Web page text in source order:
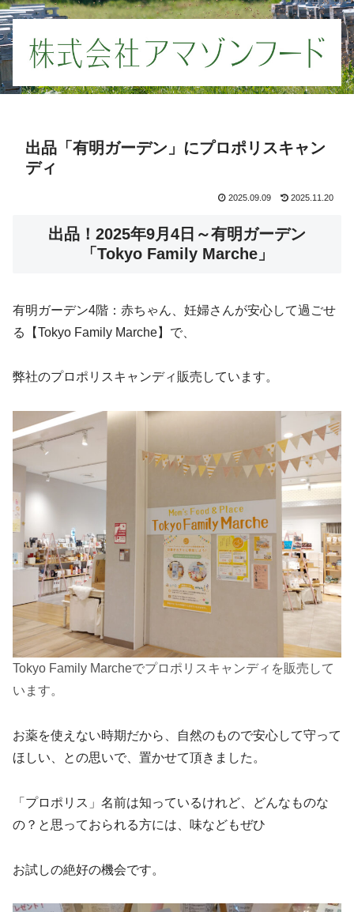
出品「有明ガーデン」にプロポリスキャン
ディ
2025.09.09 2025.11.20
出品！2025年9月4日～有明ガーデン
「Tokyo Family Marche」
有明ガーデン4階：赤ちゃん、妊婦さんが安心して過ごせ
る【Tokyo Family Marche】で、
弊社のプロポリスキャンディ販売しています。
Tokyo Family Marcheでプロポリスキャンディを販売して
います。
お薬を使えない時期だから、自然のもので安心して守って
ほしい、との思いで、置かせて頂きました。
「プロポリス」名前は知っているけれど、どんなものな
の？と思っておられる方には、味などもぜひ
お試しの絶好の機会です。